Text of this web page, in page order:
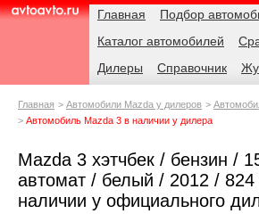
AvtoAvto.ru
Навигация Главная
Подбор
Каталог автомобилей
Дилеры
Справочник
Родительские
Главная Автомобили Mazda у дилеров
Автомобиль Mazda 3 в наличии у дилера
Mazda 3 хэтчбек / бензин /
автомат / белый / 2012 / 824
наличии у официального